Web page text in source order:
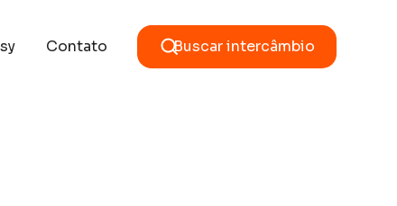
Contato Buscar intercâmbio